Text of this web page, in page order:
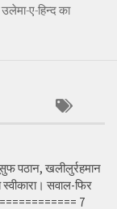
ए-हिन्द का
पठान, खलीलुर्रहमान
सवाल-फिर
7